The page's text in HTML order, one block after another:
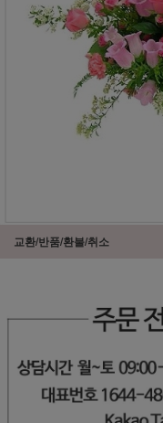
교환/반품/환불/취소